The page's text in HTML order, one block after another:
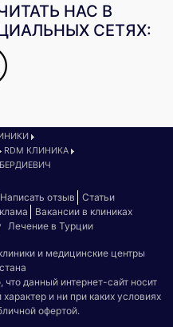
НАС В
СЕТЯХ:
RDM КЛИНИКА
Написать отзыв
Статьи
Вакансии в клиниках
Лечение в Турции
и медицинские центры
данный интернет-сайт носит
и ни при каких условиях
офертой.